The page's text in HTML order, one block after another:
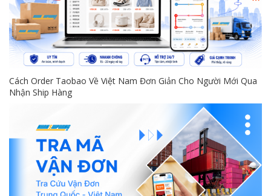
Cách Order Taobao Về Việt Nam Đơn Giản Cho Người Mới Qua
Nhận Ship Hàng